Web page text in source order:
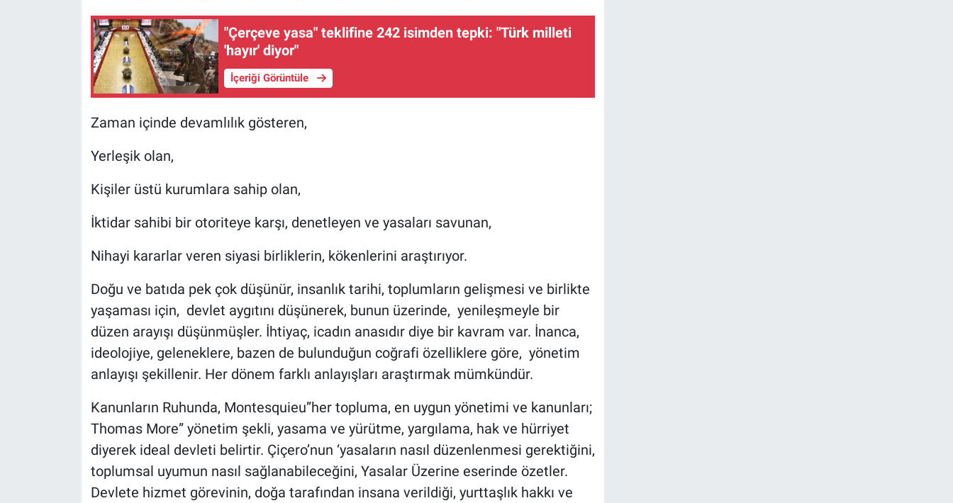
"Çerçeve yasa" teklifine 242 isimden tepki: "Türk milleti
'hayır' diyor"
İçeriği Görüntüle
Zaman içinde devamlılık gösteren,
Yerleşik olan,
Kişiler üstü kurumlara sahip olan,
İktidar sahibi bir otoriteye karşı, denetleyen ve yasaları savunan,
Nihayi kararlar veren siyasi birliklerin, kökenlerini araştırıyor.
Doğu ve batıda pek çok düşünür, insanlık tarihi, toplumların gelişmesi ve birlikte
yaşaması için, devlet aygıtını düşünerek, bunun üzerinde, yenileşmeyle bir
düzen arayışı düşünmüşler. İhtiyaç, icadın anasıdır diye bir kavram var. İnanca,
ideolojiye, geleneklere, bazen de bulunduğun coğrafi özelliklere göre, yönetim
anlayışı şekillenir. Her dönem farklı anlayışları araştırmak mümkündür.
Kanunların Ruhunda, Montesquieu”her topluma, en uygun yönetimi ve kanunları;
Thomas More” yönetim şekli, yasama ve yürütme, yargılama, hak ve hürriyet
diyerek ideal devleti belirtir. Çiçero’nun ‘yasaların nasıl düzenlenmesi gerektiğini,
toplumsal uyumun nasıl sağlanabileceğini, Yasalar Üzerine eserinde özetler.
Devlete hizmet görevinin, doğa tarafından insana verildiği, yurttaşlık hakkı ve